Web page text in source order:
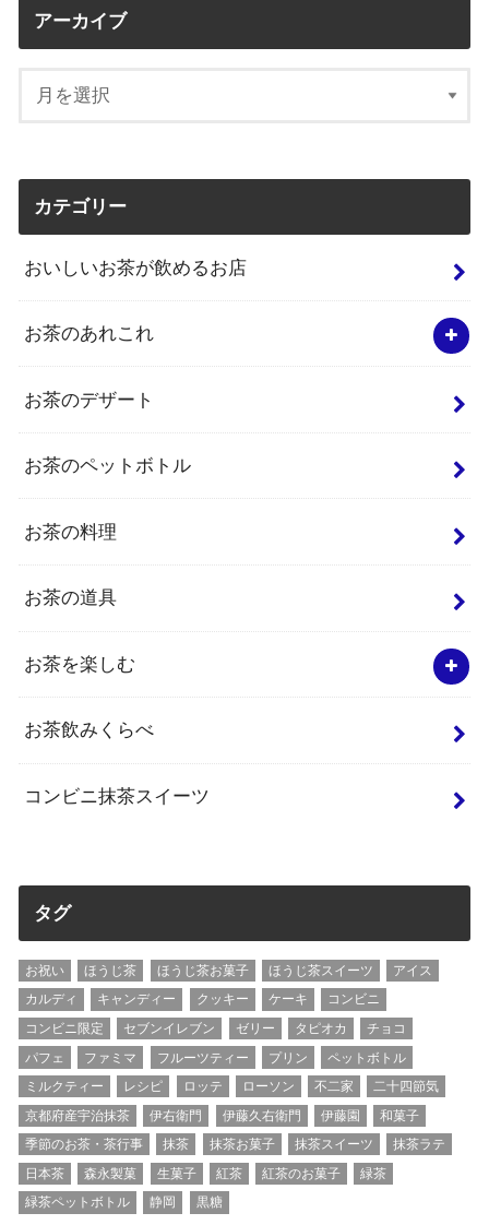
アーカイブ
カテゴリー
おいしいお茶が飲めるお店
お茶のあれこれ
お茶のデザート
お茶のペットボトル
お茶の料理
お茶の道具
お茶を楽しむ
お茶飲みくらべ
コンビニ抹茶スイーツ
タグ
お祝い ほうじ茶 ほうじ茶お菓子 ほうじ茶スイーツ
アイス
カルディ
キャンディー クッキー ケーキ
コンビニ
コンビニ限定
セブンイレブン ゼリー タピオカ
チョコ
パフェ
ファミマ フルーツティー プリン
ペットボトル
ミルクティー
レシピ ロッテ ローソン 不二家
二十四節気
京都府産宇治抹茶
伊右衛門 伊藤久右衛門 伊藤園
和菓子
季節のお茶・茶行事
抹茶 抹茶お菓子 抹茶スイーツ
抹茶ラテ
日本茶
森永製菓 生菓子 紅茶 紅茶のお菓子
緑茶
緑茶ペットボトル
静岡 黒糖